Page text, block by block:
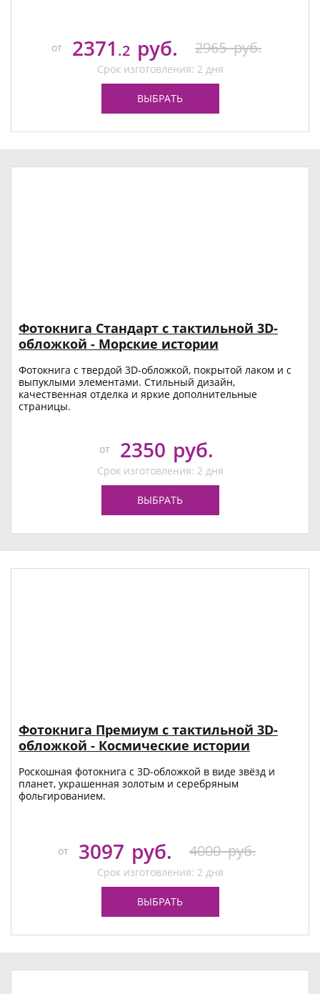
от 2371 .2 руб. 2965 руб.
Срок изготовления: 2 дня
ВЫБРАТЬ
Фотокнига Стандарт с тактильной 3D-
обложкой - Морские истории
Фотокнига с твердой 3D-обложкой, покрытой лаком и с
выпуклыми элементами. Стильный дизайн,
качественная отделка и яркие дополнительные
страницы.
от 2350 руб.
Срок изготовления: 2 дня
ВЫБРАТЬ
Фотокнига Премиум с тактильной 3D-
обложкой - Космические истории
Роскошная фотокнига с 3D-обложкой в виде звёзд и
планет, украшенная золотым и серебряным
фольгированием.
от 3097 руб. 4000 руб.
Срок изготовления: 2 дня
ВЫБРАТЬ